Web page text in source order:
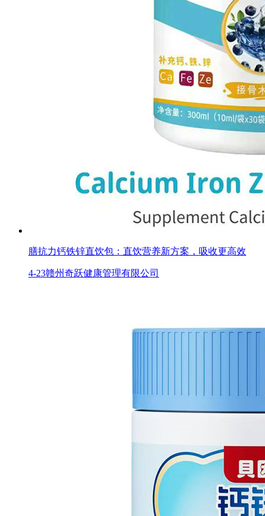
膳抗力钙铁锌直饮包：直饮营养新方案，吸收更高效
4-23赣州奇跃健康管理有限公司